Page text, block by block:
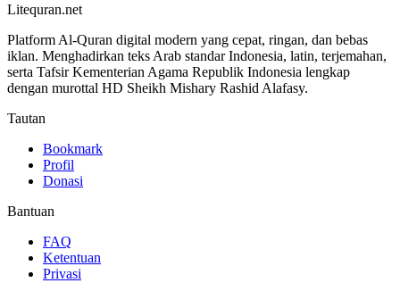
Litequran.net
Platform Al-Quran digital modern yang cepat, ringan, dan bebas
iklan. Menghadirkan teks Arab standar Indonesia, latin, terjemahan,
serta Tafsir Kementerian Agama Republik Indonesia lengkap
dengan murottal HD Sheikh Mishary Rashid Alafasy.
Tautan
Bookmark
Profil
Donasi
Bantuan
FAQ
Ketentuan
Privasi